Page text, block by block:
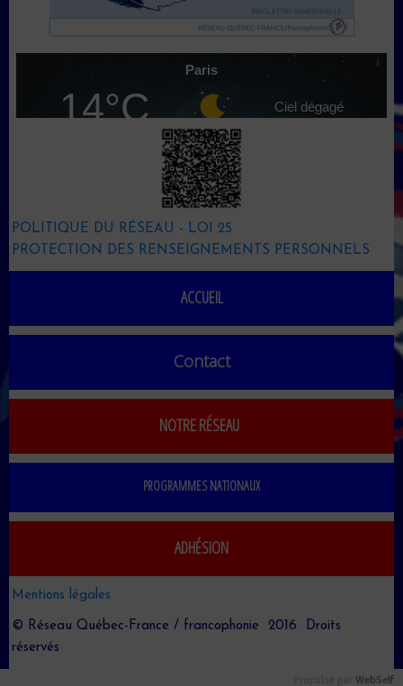
POLITIQUE DU RÉSEAU - LOI 25
PROTECTION DES RENSEIGNEMENTS PERSONNELS
ACCUEIL
Contact
NOTRE RÉSEAU
PROGRAMMES NATIONAUX
ADHÉSION
Mentions légales
© Réseau Québec-France / francophonie 2016 Droits
réservés
Propulsé par WebSelf